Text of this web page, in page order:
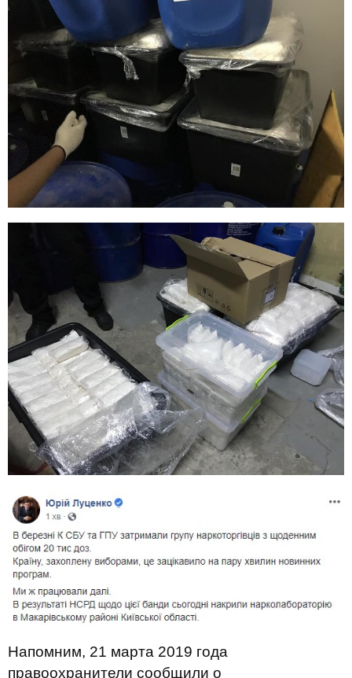
Напомним, 21 марта 2019 года
правоохранители сообщили о